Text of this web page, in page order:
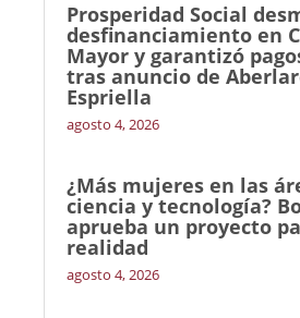
Prosperidad Social
desfinanciamiento en
Mayor y garantizó
tras anuncio de
Espriella
agosto 4, 2026
¿Más mujeres en las
ciencia y tecnología?
aprueba un proyecto
realidad
agosto 4, 2026